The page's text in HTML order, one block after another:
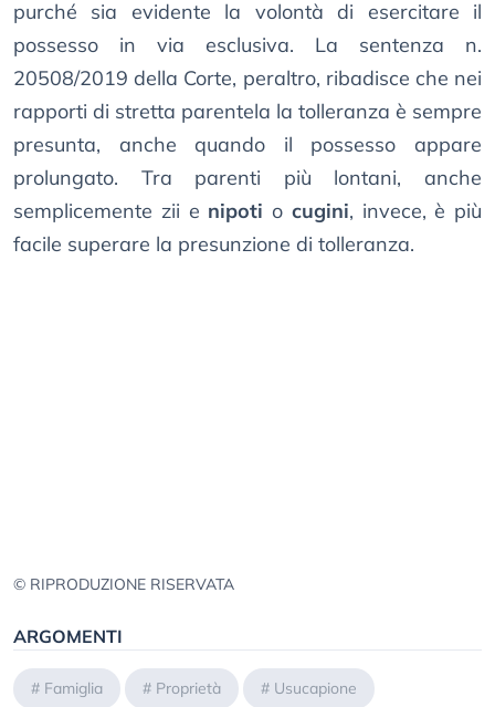
purché sia evidente la volontà di esercitare il
possesso in via esclusiva. La sentenza n.
20508/2019 della Corte, peraltro, ribadisce che nei
rapporti di stretta parentela la tolleranza è sempre
presunta, anche quando il possesso appare
prolungato. Tra parenti più lontani, anche
semplicemente zii e nipoti o cugini, invece, è più
facile superare la presunzione di tolleranza.
© RIPRODUZIONE RISERVATA
ARGOMENTI
# Famiglia # Proprietà # Usucapione